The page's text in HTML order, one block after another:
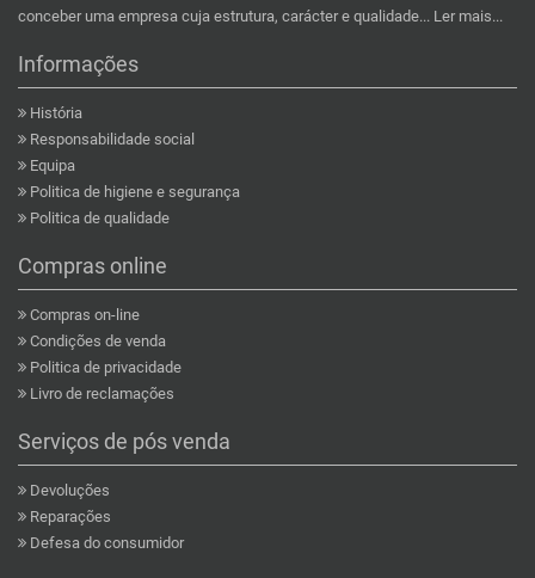
conceber uma empresa cuja estrutura, carácter e qualidade... Ler mais...
Informações
História
Responsabilidade social
Equipa
Politica de higiene e segurança
Politica de qualidade
Compras online
Compras on-line
Condições de venda
Politica de privacidade
Livro de reclamações
Serviços de pós venda
Devoluções
Reparações
Defesa do consumidor